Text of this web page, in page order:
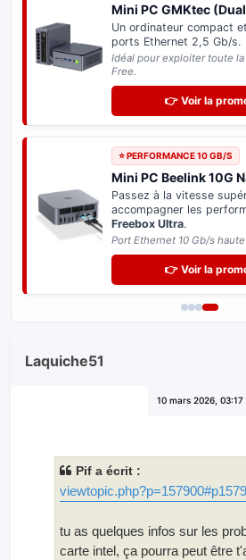
Mini PC GMKtec
Un ordinateur compact
ports Ethernet 2,5 Gb/s.
Idéal pour exploiter toute
Free.
👉 Voir la
⭐ PERFORMANCE 10 GB/S
Mini PC Beelink 10G
Passez à la vitesse
accompagner les
Freebox Ultra.
Port Ethernet 10 Gb/s
👉 Voir la
Laquiche51
10 mars 2026, 03:17
Pif a écrit :
tu as quelques infos sur les
carte intel, ça pourra peut être